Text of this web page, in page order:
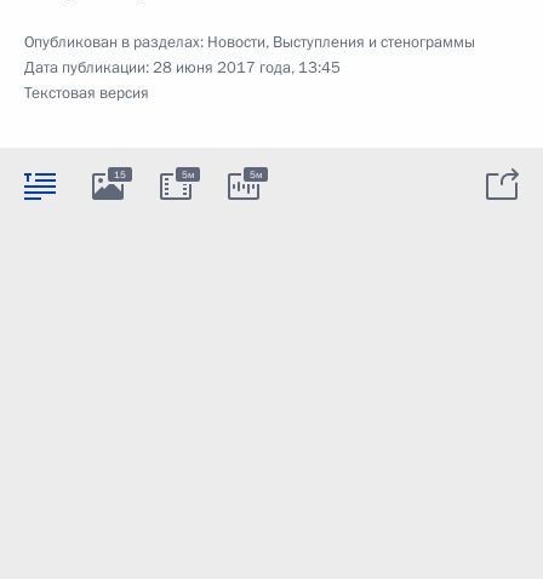
Опубликован в разделах: Новости, Выступления и стенограммы
Дата публикации:28 июня 2017 года, 13:45
Текстовая версия
15 5м 5м